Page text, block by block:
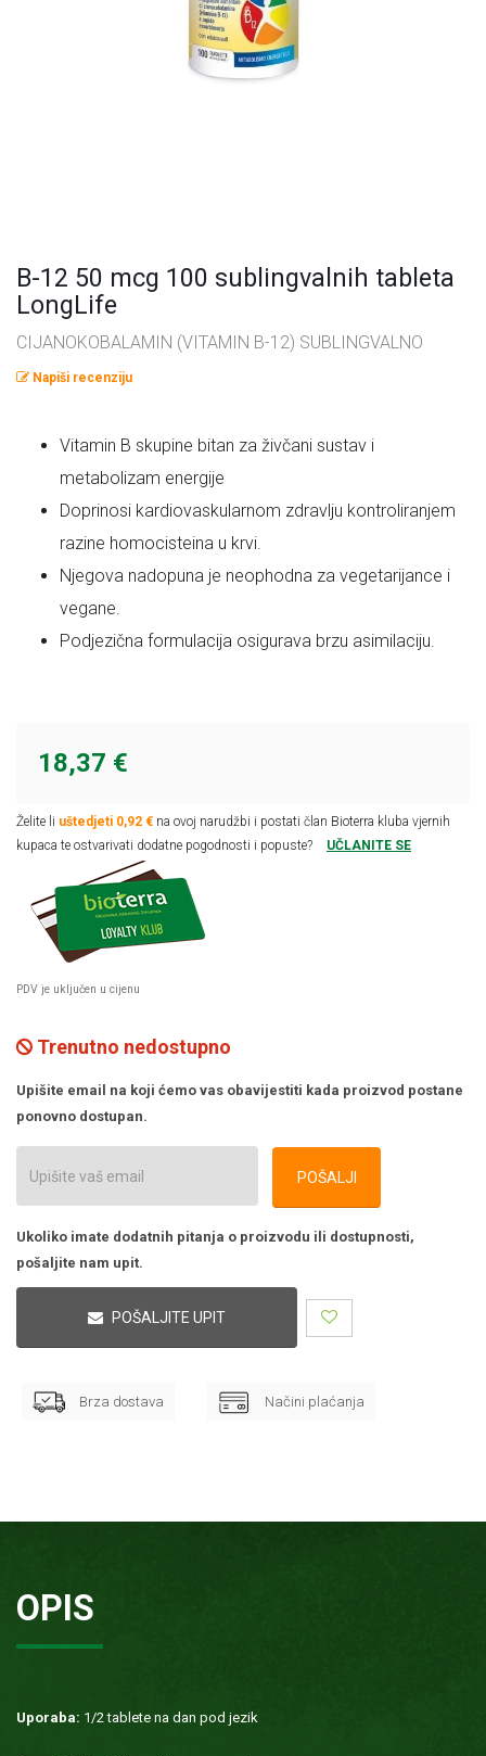
B-12 50 mcg 100 sublingvalnih tableta
LongLife
CIJANOKOBALAMIN (VITAMIN B-12) SUBLINGVALNO
Napiši recenziju
Vitamin B skupine bitan za živčani sustav i
metabolizam energije
Doprinosi kardiovaskularnom zdravlju kontroliranjem
razine homocisteina u krvi.
Njegova nadopuna je neophodna za vegetarijance i
vegane.
Podjezična formulacija osigurava brzu asimilaciju.
18,37 €
Želite li uštedjeti 0,92 € na ovoj narudžbi i postati član Bioterra kluba vjernih
kupaca te ostvarivati dodatne pogodnosti i popuste?
UČLANITE SE
PDV je uključen u cijenu
Trenutno nedostupno
Upišite email na koji ćemo vas obavijestiti kada proizvod postane
ponovno dostupan.
POŠALJI
Ukoliko imate dodatnih pitanja o proizvodu ili dostupnosti,
pošaljite nam upit.
POŠALJITE UPIT
Brza dostava Načini plaćanja
OPIS
Uporaba: 1/2 tablete na dan pod jezik